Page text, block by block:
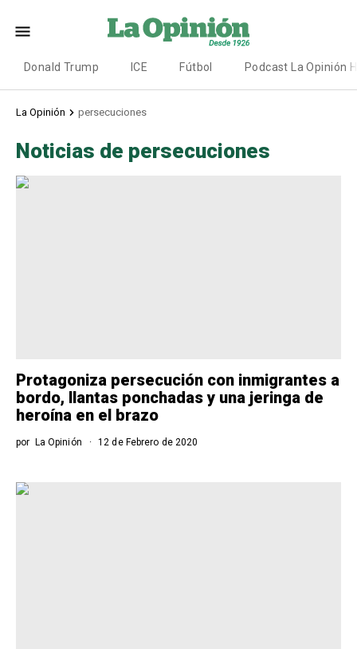
Donald Trump ICE Fútbol Podcast La Opinión
La Opinión persecuciones
Noticias de persecuciones
Protagoniza persecución con inmigrantes a
bordo, llantas ponchadas y una jeringa de
heroína en el brazo
por La Opinión 12 de Febrero de 2020